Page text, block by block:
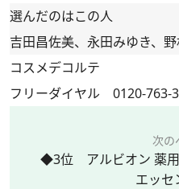
選んだのはこの人
吉田昌佐美、永田みゆき、
コスメデコルテ
フリーダイヤル 0120-763-
次の
◆3位 アルビオン 薬用
エッセ